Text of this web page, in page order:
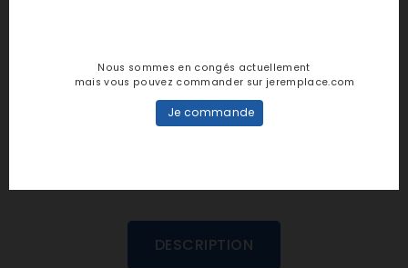
personne n'a encore posté d'avis
DESCRIPTION
Nous sommes en congés actuellement
mais vous pouvez commander sur jeremplace.com
Je commande